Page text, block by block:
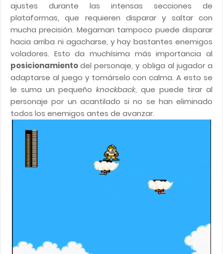
ajustes durante las intensas secciones de
plataformas, que requieren disparar y saltar con
mucha precisión. Megaman tampoco puede disparar
hacia arriba ni agacharse, y hay bastantes enemigos
voladores. Esto da muchísima más importancia al
posicionamientodel personaje, y obliga al jugador a
adaptarse al juego y tomárselo con calma. A esto se
le suma un pequeño knockback, que puede tirar al
personaje por un acantilado si no se han eliminado
todos los enemigos antes de avanzar.